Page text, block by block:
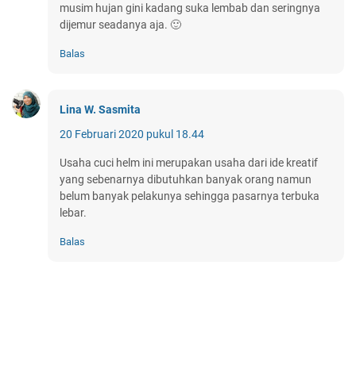
musim hujan gini kadang suka lembab dan seringnya
dijemur seadanya aja. 🙂
Balas
Lina W. Sasmita
20 Februari 2020 pukul 18.44
Usaha cuci helm ini merupakan usaha dari ide kreatif
yang sebenarnya dibutuhkan banyak orang namun
belum banyak pelakunya sehingga pasarnya terbuka
lebar.
Balas